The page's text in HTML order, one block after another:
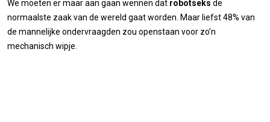
We moeten er maar aan gaan wennen dat robotseks de
normaalste zaak van de wereld gaat worden. Maar liefst 48% van
de mannelijke ondervraagden zou openstaan voor zo’n
mechanisch wipje.